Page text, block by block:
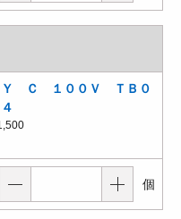
Ｙ Ｃ １００Ｖ ＴＢ０
個